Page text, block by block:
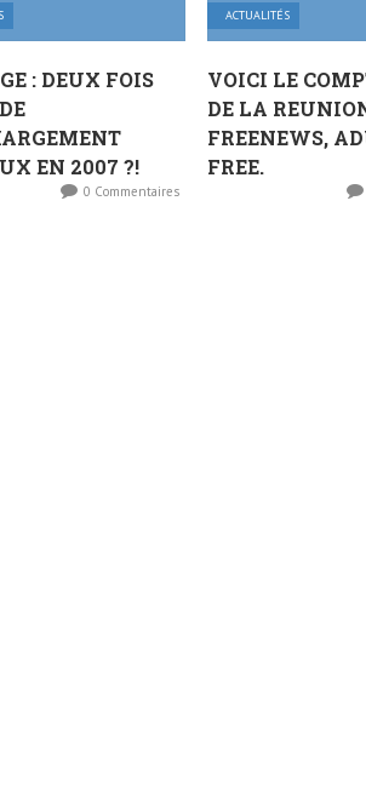
: DEUX FOIS
EN 2007 ?!
0 Commentaires
ACTUALITÉS
VOICI LE
DE LA
FREENEWS,
FREE.